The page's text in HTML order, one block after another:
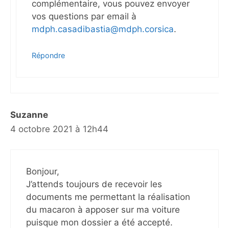
complémentaire, vous pouvez envoyer
vos questions par email à
mdph.casadibastia@mdph.corsica.
Répondre
Suzanne
4 octobre 2021 à 12h44
Bonjour,
J’attends toujours de recevoir les
documents me permettant la réalisation
du macaron à apposer sur ma voiture
puisque mon dossier a été accepté.